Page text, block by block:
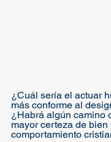
¿Cuál sería el actuar
más conforme al
¿Habrá algún camino
mayor certeza de bien
comportamiento